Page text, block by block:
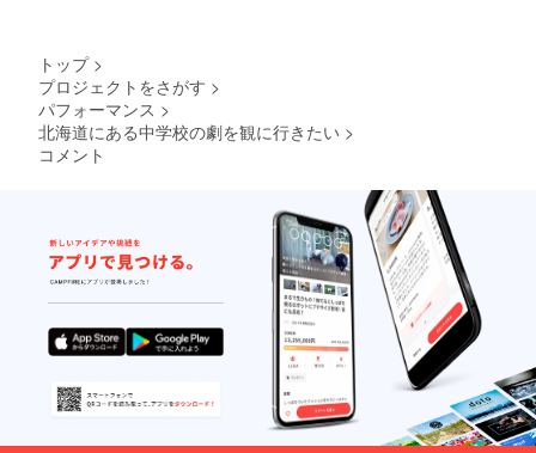
毛和牛
とホル
スタイ
ン(乳牛)
のハー
フ。 黒
毛和牛
からは
上品な
脂質を
ホルス
タイン
からは
赤身の
トップ >
プロジェクトをさがす >
パフォーマンス >
北海道にある中学校の劇を観に行きたい >
コメント